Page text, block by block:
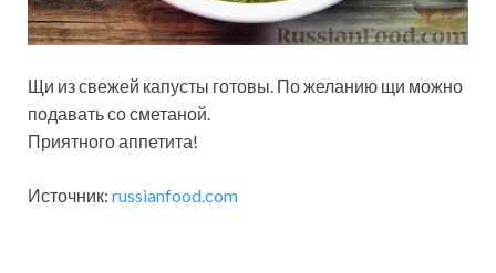
Щи из свежей капусты готовы. По желанию щи можно
подавать со сметаной.
Приятного аппетита!
Источник: russianfood.com